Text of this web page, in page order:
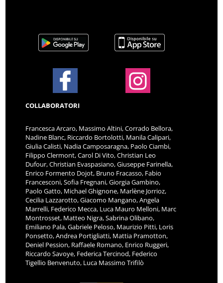
COLLABORATORI
Francesca Arcaro, Massimo Altini, Corrado Bellora,
Nadine Blanc, Riccardo Bortolotti, Manila Calipari,
Giulia Calisti, Nadia Camposaragna, Paolo Ciambi,
Filippo Clermont, Carol Di Vito, Christian Leo
Dufour, Christian Evaspasiano, Giuseppe Farinella,
Enrico Formento Dojot, Bruno Fracasso, Fabio
Francesconi, Sofia Fregnani, Giorgia Gambino,
Paolo Gatto, Michael Ghignone, Marlène Jorrioz,
Cecilia Lazzarotto, Giacomo Mangano, Angela
Marrelli, Federico Mecca, Luca Mauro Melloni, Marc
Montrosset, Matteo Nigra, Sabrina Olibano,
Emiliano Pala, Gabriele Peloso, Maurizio Pitti, Loris
Ponsetto, Andrea Portigliatti, Mattia Pramotton,
Deniel Pession, Raffaele Romano, Enrico Ruggeri,
Riccardo Savoye, Federica Tercinod, Federico
Tigellio Benvenuto, Luca Massimo Trifilò